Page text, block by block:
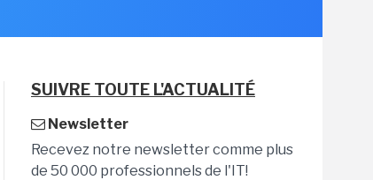
SUIVRE TOUTE L'ACTUALITÉ
Newsletter
Recevez notre newsletter comme plus
de 50 000 professionnels de l'IT!